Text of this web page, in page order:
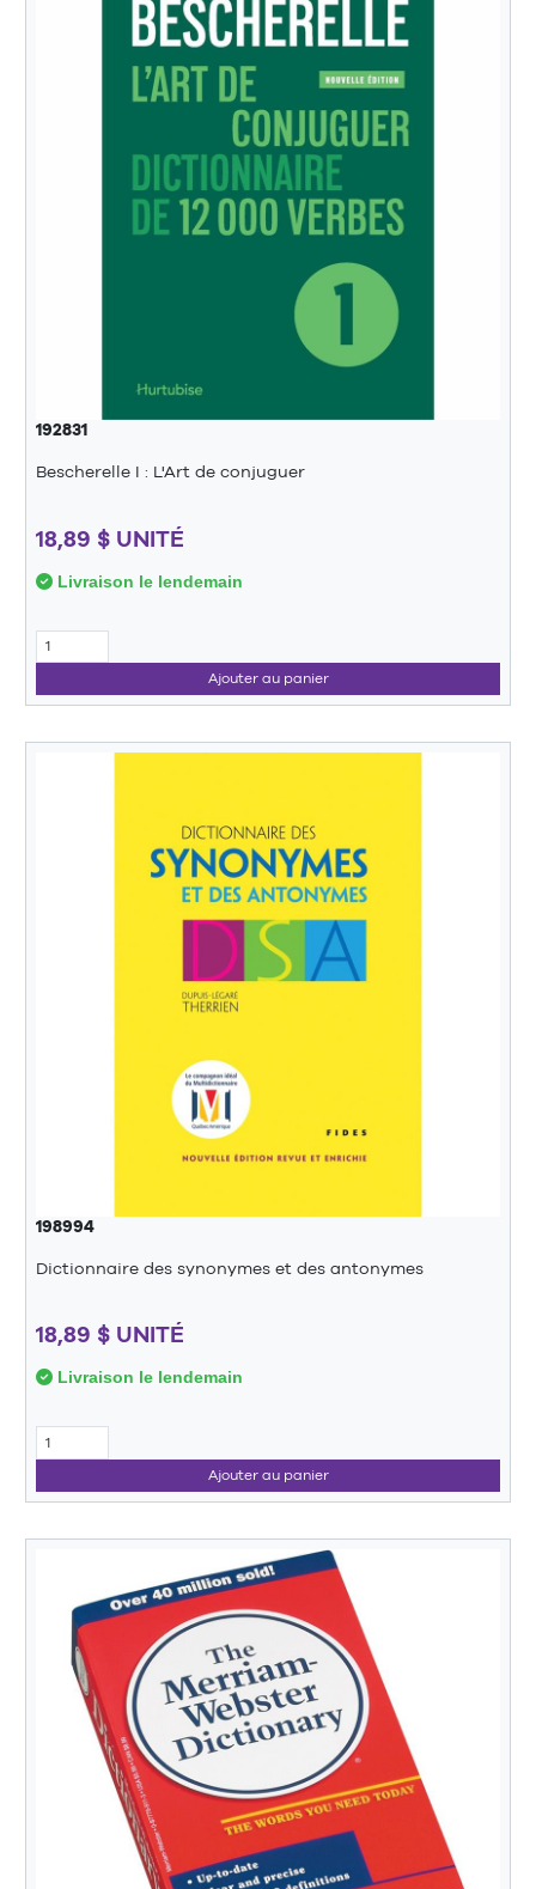
192831
Bescherelle I : L'Art de conjuguer
18,89 $ UNITÉ
Livraison le lendemain
Ajouter au panier
198994
Dictionnaire des synonymes et des antonymes
18,89 $ UNITÉ
Livraison le lendemain
Ajouter au panier